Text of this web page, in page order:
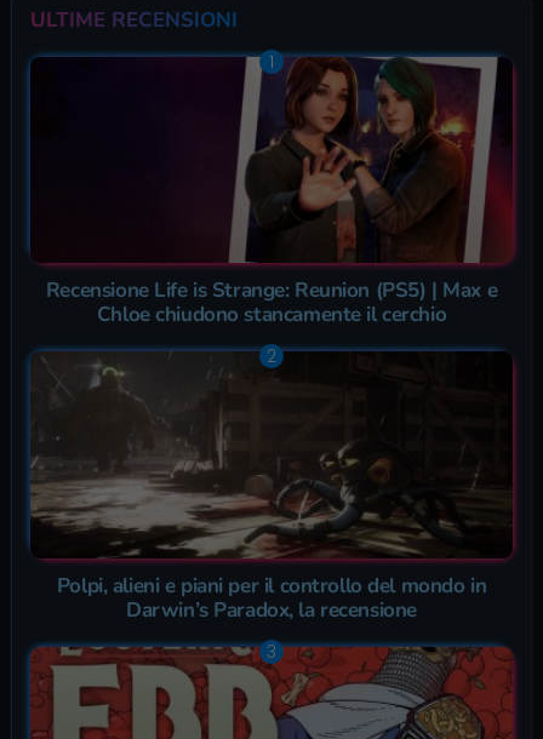
ULTIME RECENSIONI
Recensione Life is Strange: Reunion (PS5) | Max e
Chloe chiudono stancamente il cerchio
Polpi, alieni e piani per il controllo del mondo in
Darwin’s Paradox, la recensione